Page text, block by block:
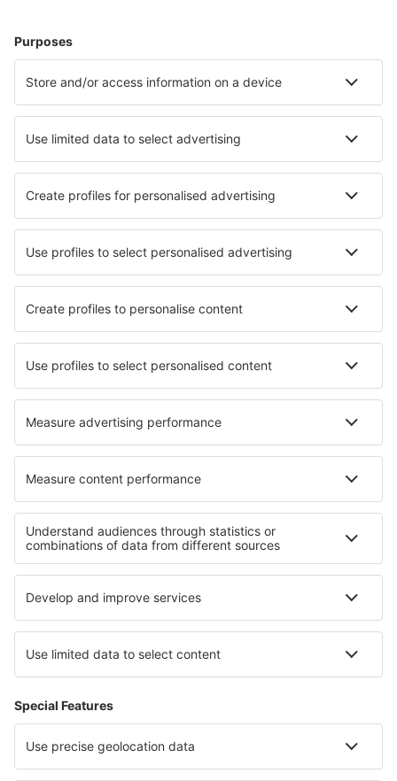
Ubytování
Let+Hotel
Hotely
Transfery
Sportovní události
Přečtěte si více
Garance nejnižší ceny
Mobilní aplikace
Letecké společnosti
Ryanair
Wizz Air
easyJet
Lufthansa
O eSky
Všeobecné podmínky
Moje rezervace
Politika ochrany soukromí
Podpora a kontakt
Země
Mezinárodní web-stránky